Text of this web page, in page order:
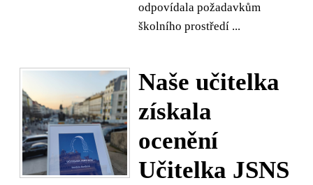
odpovídala požadavkům
školního prostředí ...
Naše učitelka
získala
ocenění
Učitelka JSNS